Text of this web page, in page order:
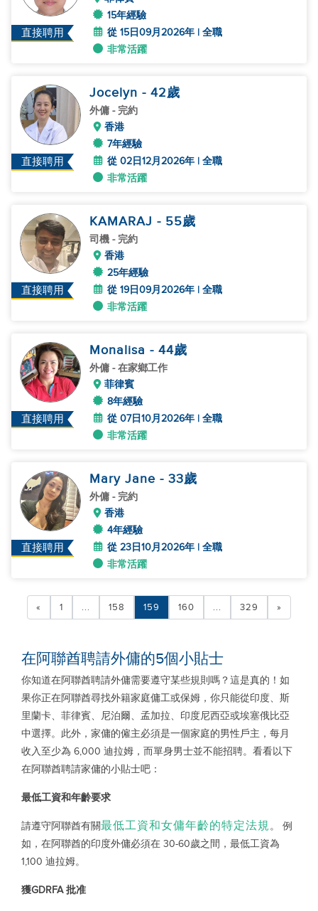
直接聘用
15年經驗
從 15日09月2026年 | 全職
非常活躍
直接聘用
Jocelyn - 42歲
外傭 - 完約
香港
7年經驗
從 02日12月2026年 | 全職
非常活躍
直接聘用
KAMARAJ - 55歲
司機 - 完約
香港
25年經驗
從 19日09月2026年 | 全職
非常活躍
直接聘用
Monalisa - 44歲
外傭 - 在家鄉工作
菲律賓
8年經驗
從 07日10月2026年 | 全職
非常活躍
直接聘用
Mary Jane - 33歲
外傭 - 完約
香港
4年經驗
從 23日10月2026年 | 全職
非常活躍
« 1 ... 158 159 160 ... 329 »
在阿聯酋聘請外傭的5個小貼士
你知道在阿聯酋聘請外傭需要遵守某些規則嗎？這是真的！如
果你正在阿聯酋尋找外籍家庭傭工或保姆，你只能從印度、斯
里蘭卡、菲律賓、尼泊爾、孟加拉、印度尼西亞或埃塞俄比亞
中選擇。此外，家傭的僱主必須是一個家庭的男性戶主，每月
收入至少為 6,000 迪拉姆，而單身男士並不能招聘。看看以下
在阿聯酋聘請家傭的小貼士吧：
最低工資和年齡要求
請遵守阿聯酋有關最低工資和女傭年齡的特定法規。 例
如，在阿聯酋的印度外傭必須在 30-60歲之間，最低工資為
1,100 迪拉姆。
獲GDRFA批准